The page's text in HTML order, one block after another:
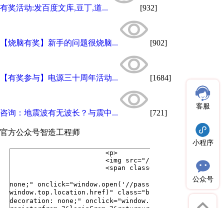
有奖活动:发百度文库,豆丁,道... [932]
【烧脑有奖】新手的问题很烧脑... [902]
【有奖参与】电源三十周年活动... [1684]
咨询：地震波有无波长？与震中... [721]
官方公众号智造工程师
客服
小程序
公众号